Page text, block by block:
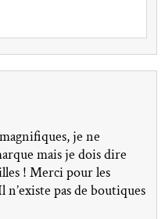
je ne
mais je dois dire
! Merci pour les
n’existe pas de boutiques